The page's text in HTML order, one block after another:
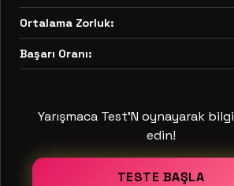
Ortalama Zorluk:
Başarı Oranı:
Yarışmaca Test'N oynayarak
edin!
TESTE BAŞLA